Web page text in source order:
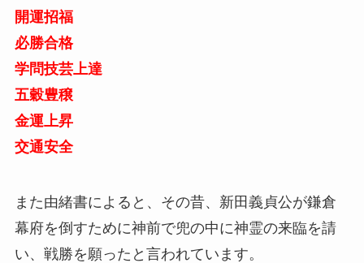
開運招福
必勝合格
学問技芸上達
五穀豊穣
金運上昇
交通安全
また由緒書によると、その昔、新田義貞公が鎌倉
幕府を倒すために神前で兜の中に神霊の来臨を請
い、戦勝を願ったと言われています。